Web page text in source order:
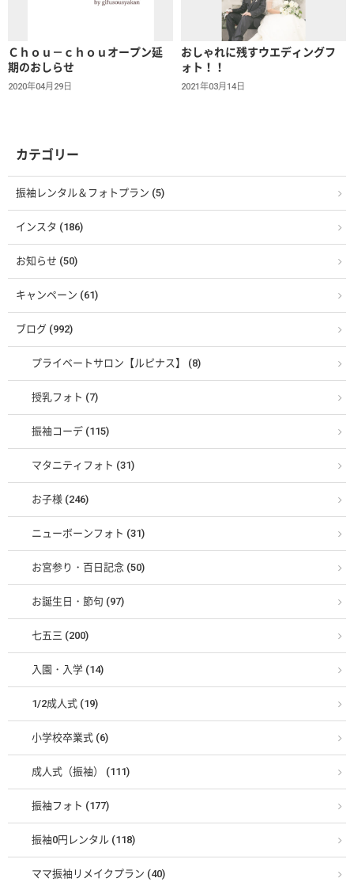
Ｃｈｏｕ－ｃｈｏｕオープン延
期のおしらせ
2020年04月29日
おしゃれに残すウエディングフ
ォト！！
2021年03月14日
カテゴリー
振袖レンタル＆フォトプラン (5)
インスタ (186)
お知らせ (50)
キャンペーン (61)
ブログ (992)
プライベートサロン【ルピナス】 (8)
授乳フォト (7)
振袖コーデ (115)
マタニティフォト (31)
お子様 (246)
ニューボーンフォト (31)
お宮参り・百日記念 (50)
お誕生日・節句 (97)
七五三 (200)
入園・入学 (14)
1/2成人式 (19)
小学校卒業式 (6)
成人式（振袖） (111)
振袖フォト (177)
振袖0円レンタル (118)
ママ振袖リメイクプラン (40)